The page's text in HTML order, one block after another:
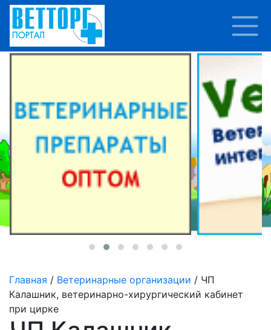
Главная / Ветеринарные организации / ЧП
Калашник, ветеринарно-хирургический кабинет
при цирке